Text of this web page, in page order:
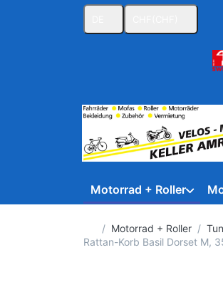
Motorrad + Roller
Startseite
Motorrad + Roller
Rattan-Korb Basil Dorset M,